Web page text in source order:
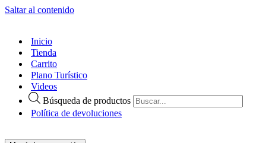
Saltar al contenido
Inicio
Tienda
Carrito
Plano Turístico
Videos
Búsqueda de productos
Política de devoluciones